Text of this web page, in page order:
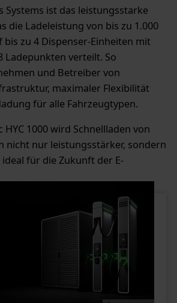
Systems ist das leistungsstarke
die Ladeleistung von bis zu 1.000
bis zu 4 Dispenser-Einheiten mit
Ladepunkten verteilt. So
und Betreiber von
maximaler Flexibilität
für alle Fahrzeugtypen.
1000 wird Schnellladen von
nicht nur leistungsstärker, sondern
für die Zukunft der E-